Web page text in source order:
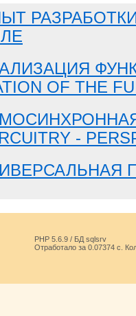
OF THE
-
PHP 5.6.9 / БД sqlsrv
Отработало за 0.07374 с.